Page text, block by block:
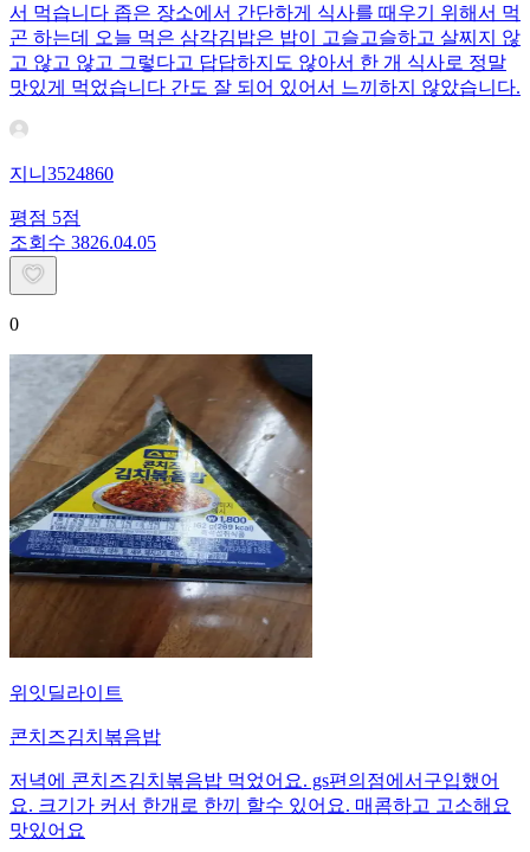
서 먹습니다 좁은 장소에서 간단하게 식사를 때우기 위해서 먹
곤 하는데 오늘 먹은 삼각김밥은 밥이 고슬고슬하고 살찌지 않
고 않고 않고 그렇다고 답답하지도 않아서 한 개 식사로 정말
맛있게 먹었습니다 간도 잘 되어 있어서 느끼하지 않았습니다.
지니3524860
평점 5점
조회수 3826.04.05
0
위잇딜라이트
콘치즈김치볶음밥
저녁에 콘치즈김치볶음밥 먹었어요. gs편의점에서구입했어
요. 크기가 커서 한개로 한끼 할수 있어요. 매콤하고 고소해요
맛있어요